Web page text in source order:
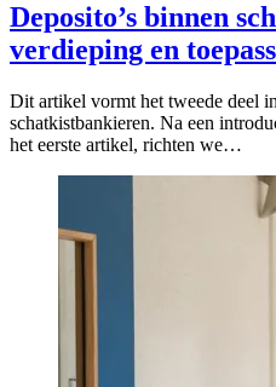
Deposito’s binnen
verdieping en
Dit artikel vormt het tweede deel
schatkistbankieren. Na een
het eerste artikel, richten we…